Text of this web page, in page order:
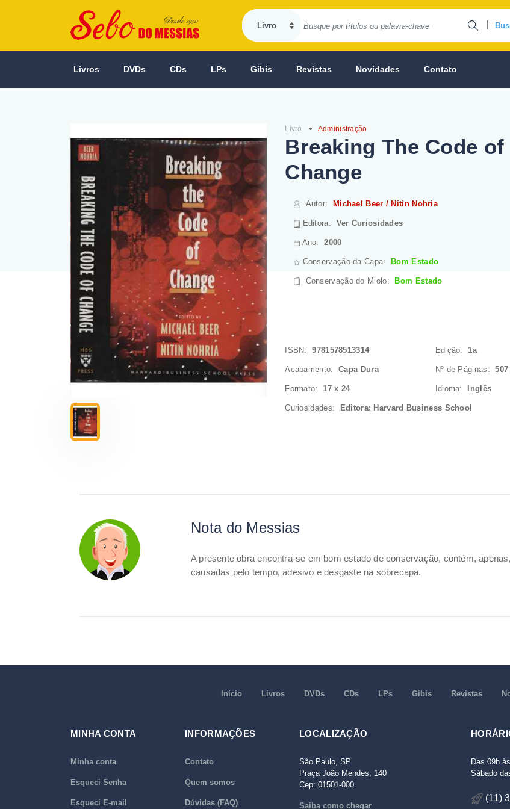
Livros DVDs CDs LPs Gibis Revistas Novidades Contato
Livro Administração
Breaking The Code of
Change
Autor: Michael Beer / Nitin Nohria
Editora: Ver Curiosidades
Ano:2000
Conservação da Capa: Bom Estado
Conservação do Miolo: Bom Estado
ISBN:9781578513314 Edição:1a
Acabamento:Capa Dura Nº de Páginas:507
Formato:17 x 24 Idioma: Inglês
Curiosidades: Editora: Harvard Business School
Nota do Messias
A presente obra encontra-se em bom estado de conservação, contém,
causadas pelo tempo, adesivo e desgaste na sobrecapa.
Início Livros DVDs CDs LPs Gibis Revistas
MINHA CONTA
Minha conta
Esqueci Senha
Esqueci E-mail
INFORMAÇÕES
Contato
Quem somos
Dúvidas (FAQ)
LOCALIZAÇÃO
São Paulo, SP
Praça João Mendes, 140
Cep: 01501-000
Saiba como chegar
Das 09h
Sábado
(11)